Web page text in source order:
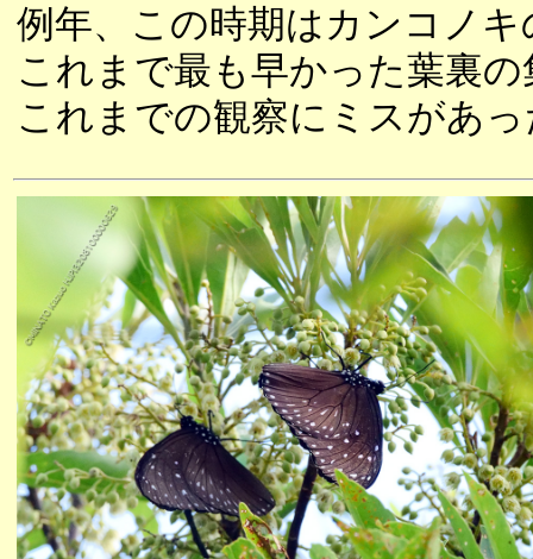
例年、この時期はカンコノ
これまで最も早かった葉裏
これまでの観察にミスがあ